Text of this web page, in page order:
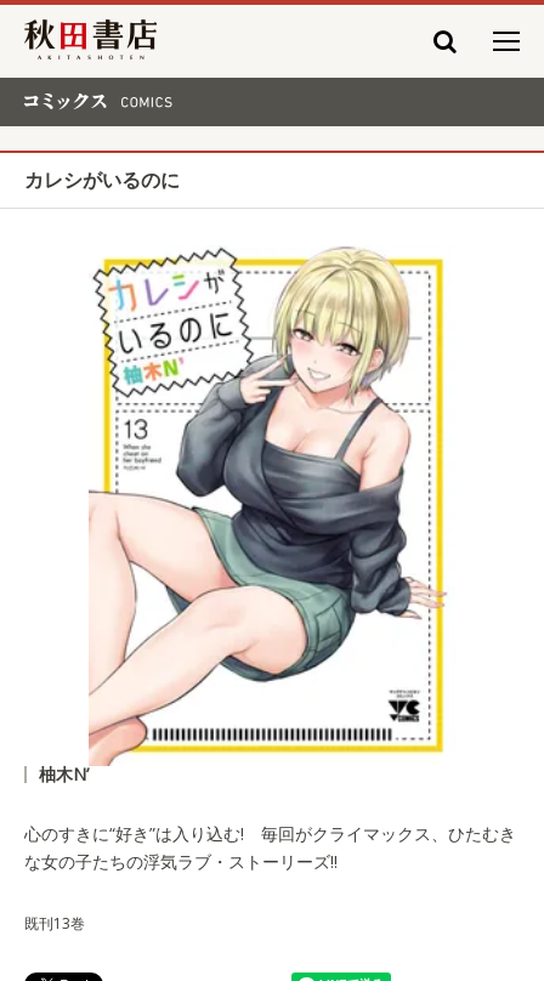
秋田書店
カレシがいるのに
柚木N’
心のすきに“好き”は入り込む! 毎回がクライマックス、ひたむき
な女の子たちの浮気ラブ・ストーリーズ!!
既刊13巻